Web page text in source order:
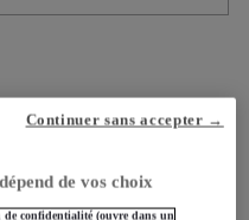
des
pour
et comment
de vos choix
de confidentialité (ouvre dans un
Continuer sans accepter →